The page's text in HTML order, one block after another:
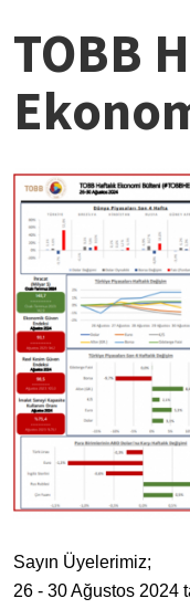
TOBB
Sayın Üyelerimiz;
26 - 30 Ağustos 2024